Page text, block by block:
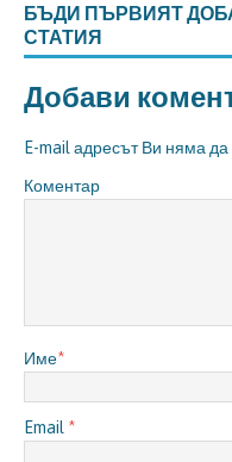
БЪДИ ПЪРВИЯТ
СТАТИЯ
Добави
E-mail адресът Ви няма
Коментар
Име*
Email *